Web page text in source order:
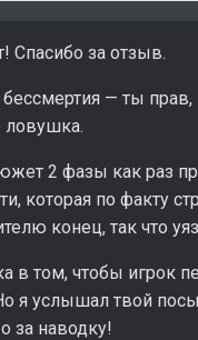
Спасибо за отзыв.
бессмертия — ты
ловушка.
2 фазы как раз
которая по факту
конец, так что
в том, чтобы игрок
я услышал твой
за наводку!